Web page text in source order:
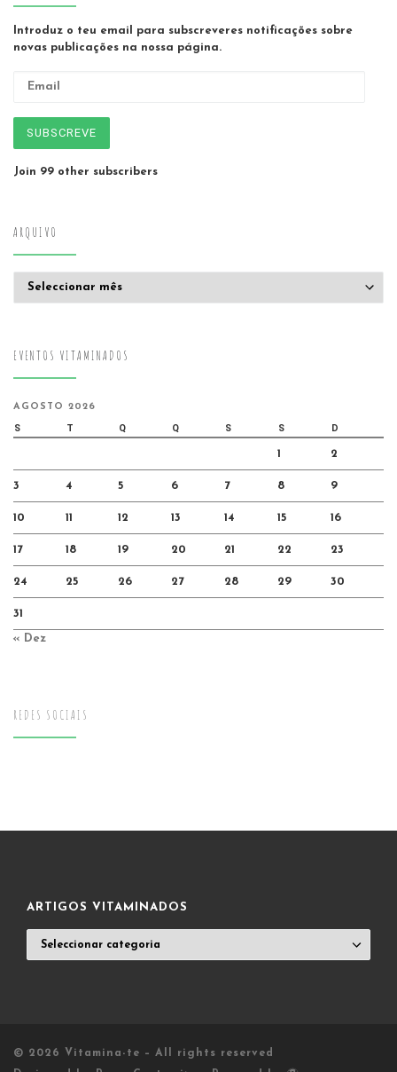
Introduz o teu email para subscreveres notificações sobre
novas publicações na nossa página.
SUBSCREVE
Join 99 other subscribers
ARQUIVO
EVENTOS VITAMINADOS
AGOSTO 2026
S T Q Q S S D
1 2
3 4 5 6 7 8 9
10 11 12 13 14 15 16
17 18 19 20 21 22 23
24 25 26 27 28 29 30
31
« Dez
REDES SOCIAIS
ARTIGOS VITAMINADOS
VITAMINADOS
© 2026 Vitamina-te – All rights reserved